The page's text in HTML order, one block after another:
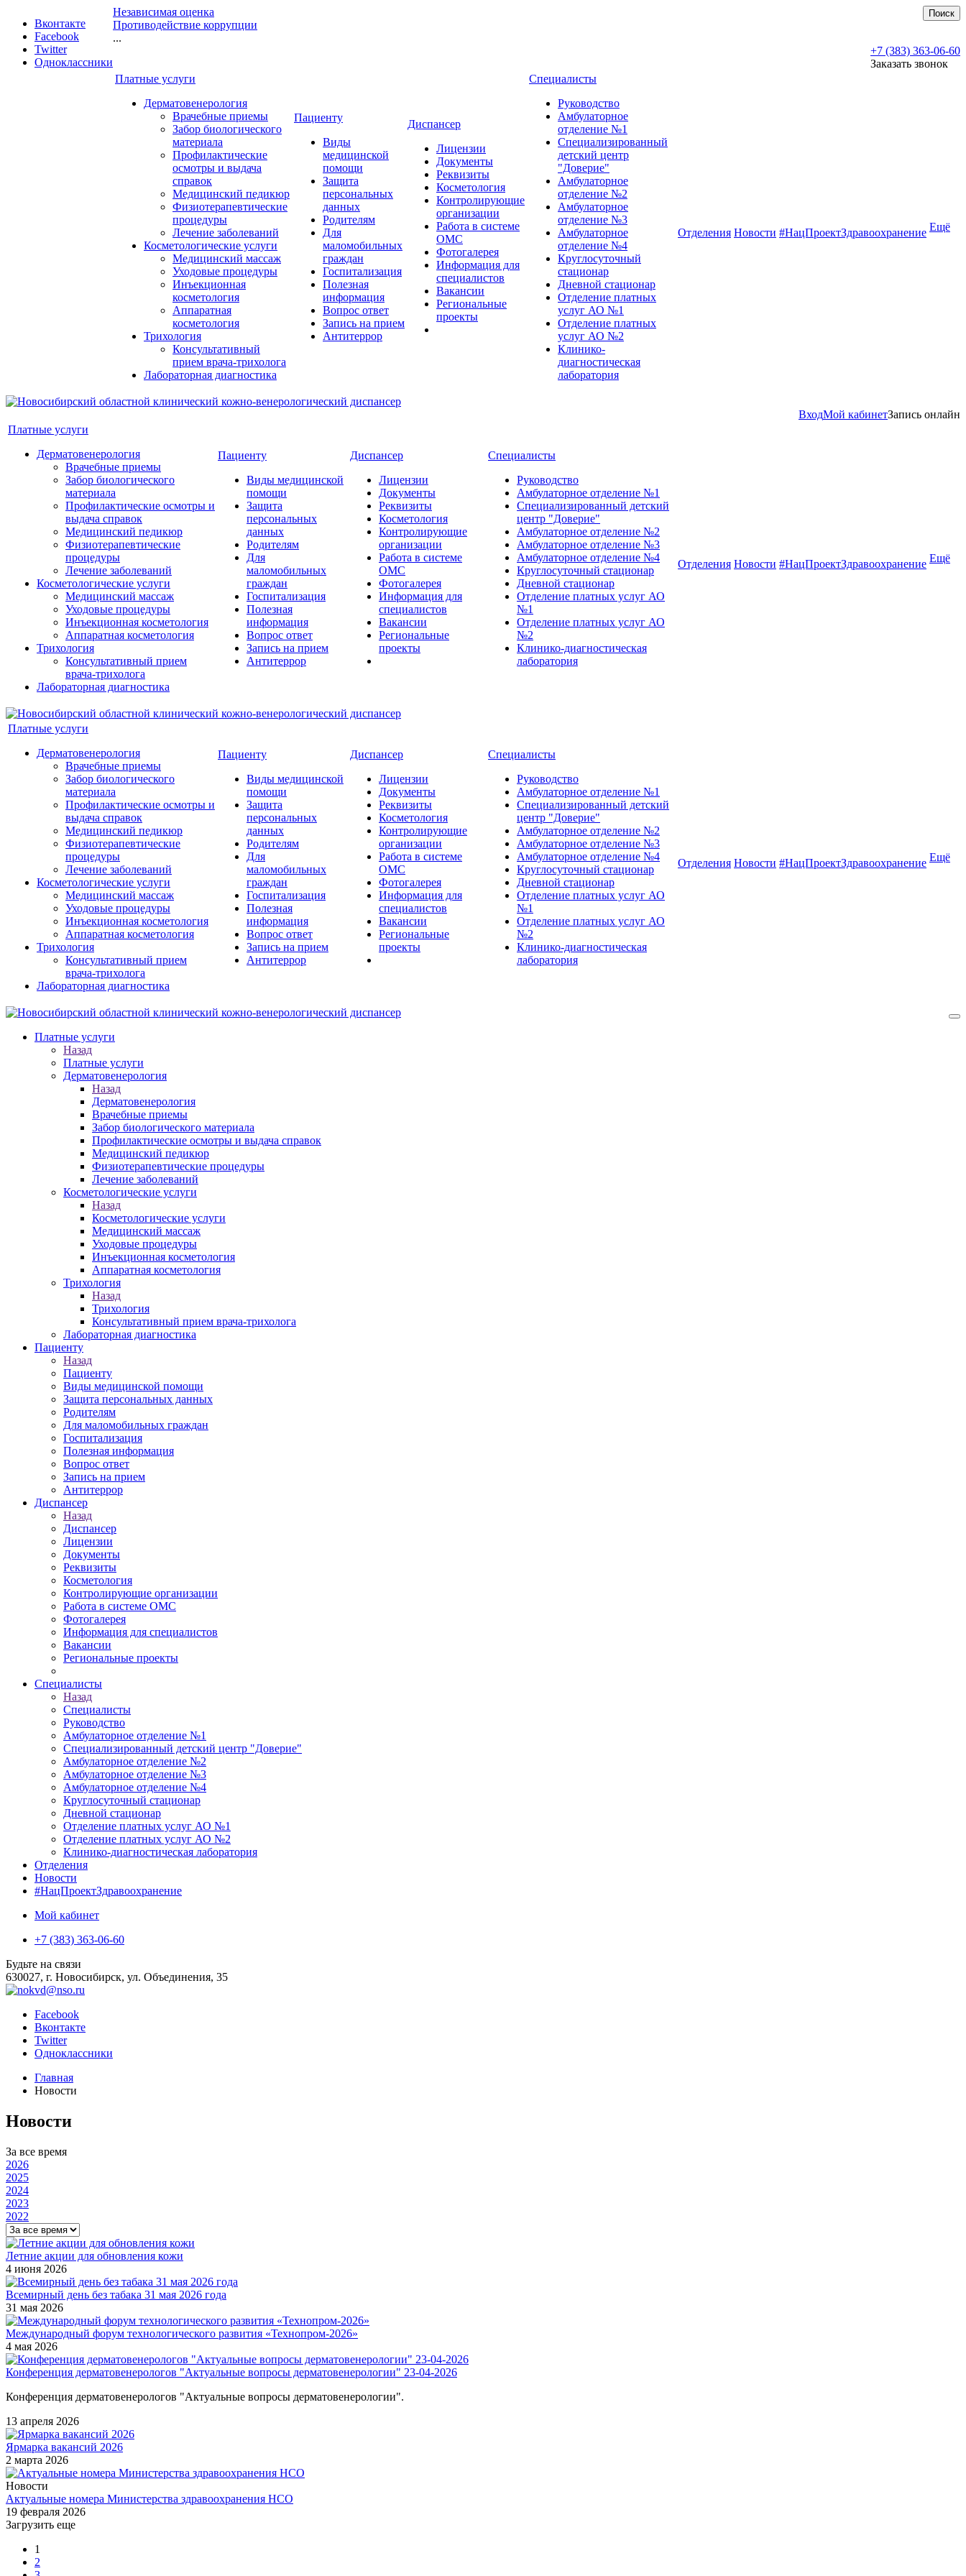
Вконтакте
Facebook
Twitter
Одноклассники
Поиск
Независимая оценка
Противодействие коррупции
...
+7 (383) 363-06-60
Заказать звонок
Платные услуги
Дерматовенерология
Врачебные приемы
Забор биологического
материала
Профилактические
осмотры и выдача
справок
Медицинский педикюр
Физиотерапевтические
процедуры
Лечение заболеваний
Косметологические услуги
Медицинский массаж
Уходовые процедуры
Инъекционная
косметология
Аппаратная
косметология
Трихология
Консультативный
прием врача-трихолога
Лабораторная диагностика
Пациенту
Виды
медицинской
помощи
Защита
персональных
данных
Родителям
Для
маломобильных
граждан
Госпитализация
Полезная
информация
Вопрос ответ
Запись на прием
Антитеррор
Диспансер
Лицензии
Документы
Реквизиты
Косметология
Контролирующие
организации
Работа в системе
ОМС
Фотогалерея
Информация для
специалистов
Вакансии
Региональные
проекты
Специалисты
Руководство
Амбулаторное
отделение №1
Специализированный
детский центр
"Доверие"
Амбулаторное
отделение №2
Амбулаторное
отделение №3
Амбулаторное
отделение №4
Круглосуточный
стационар
Дневной стационар
Отделение платных
услуг АО №1
Отделение платных
услуг АО №2
Клинико-
диагностическая
лаборатория
Отделения Новости #НацПроектЗдравоохранение Ещё
Запись онлайн
ВходМой кабинет
Платные услуги
Дерматовенерология
Врачебные приемы
Забор биологического
материала
Профилактические осмотры и
выдача справок
Медицинский педикюр
Физиотерапевтические
процедуры
Лечение заболеваний
Косметологические услуги
Медицинский массаж
Уходовые процедуры
Инъекционная косметология
Аппаратная косметология
Трихология
Консультативный прием
врача-трихолога
Лабораторная диагностика
Пациенту
Виды медицинской
помощи
Защита
персональных
данных
Родителям
Для
маломобильных
граждан
Госпитализация
Полезная
информация
Вопрос ответ
Запись на прием
Антитеррор
Диспансер
Лицензии
Документы
Реквизиты
Косметология
Контролирующие
организации
Работа в системе
ОМС
Фотогалерея
Информация для
специалистов
Вакансии
Региональные
проекты
Специалисты
Руководство
Амбулаторное отделение №1
Специализированный детский
центр "Доверие"
Амбулаторное отделение №2
Амбулаторное отделение №3
Амбулаторное отделение №4
Круглосуточный стационар
Дневной стационар
Отделение платных услуг АО
№1
Отделение платных услуг АО
№2
Клинико-диагностическая
лаборатория
Отделения Новости #НацПроектЗдравоохранение Ещё
Платные услуги
Дерматовенерология
Врачебные приемы
Забор биологического
материала
Профилактические осмотры и
выдача справок
Медицинский педикюр
Физиотерапевтические
процедуры
Лечение заболеваний
Косметологические услуги
Медицинский массаж
Уходовые процедуры
Инъекционная косметология
Аппаратная косметология
Трихология
Консультативный прием
врача-трихолога
Лабораторная диагностика
Пациенту
Виды медицинской
помощи
Защита
персональных
данных
Родителям
Для
маломобильных
граждан
Госпитализация
Полезная
информация
Вопрос ответ
Запись на прием
Антитеррор
Диспансер
Лицензии
Документы
Реквизиты
Косметология
Контролирующие
организации
Работа в системе
ОМС
Фотогалерея
Информация для
специалистов
Вакансии
Региональные
проекты
Специалисты
Руководство
Амбулаторное отделение №1
Специализированный детский
центр "Доверие"
Амбулаторное отделение №2
Амбулаторное отделение №3
Амбулаторное отделение №4
Круглосуточный стационар
Дневной стационар
Отделение платных услуг АО
№1
Отделение платных услуг АО
№2
Клинико-диагностическая
лаборатория
Отделения Новости #НацПроектЗдравоохранение Ещё
Платные услуги
Назад
Платные услуги
Дерматовенерология
Назад
Дерматовенерология
Врачебные приемы
Забор биологического материала
Профилактические осмотры и выдача справок
Медицинский педикюр
Физиотерапевтические процедуры
Лечение заболеваний
Косметологические услуги
Назад
Косметологические услуги
Медицинский массаж
Уходовые процедуры
Инъекционная косметология
Аппаратная косметология
Трихология
Назад
Трихология
Консультативный прием врача-трихолога
Лабораторная диагностика
Пациенту
Назад
Пациенту
Виды медицинской помощи
Защита персональных данных
Родителям
Для маломобильных граждан
Госпитализация
Полезная информация
Вопрос ответ
Запись на прием
Антитеррор
Диспансер
Назад
Диспансер
Лицензии
Документы
Реквизиты
Косметология
Контролирующие организации
Работа в системе ОМС
Фотогалерея
Информация для специалистов
Вакансии
Региональные проекты
Специалисты
Назад
Специалисты
Руководство
Амбулаторное отделение №1
Специализированный детский центр "Доверие"
Амбулаторное отделение №2
Амбулаторное отделение №3
Амбулаторное отделение №4
Круглосуточный стационар
Дневной стационар
Отделение платных услуг АО №1
Отделение платных услуг АО №2
Клинико-диагностическая лаборатория
Отделения
Новости
#НацПроектЗдравоохранение
Мой кабинет
+7 (383) 363-06-60
Будьте на связи
630027, г. Новосибирск, ул. Объединения, 35
Facebook
Вконтакте
Twitter
Одноклассники
Главная
Новости
Новости
За все время
2026
2025
2024
2023
2022
Летние акции для обновления кожи
4 июня 2026
Всемирный день без табака 31 мая 2026 года
31 мая 2026
Международный форум технологического развития «Технопром-2026»
4 мая 2026
Конференция дерматовенерологов "Актуальные вопросы дерматовенерологии" 23-04-2026
Конференция дерматовенерологов "Актуальные вопросы дерматовенерологии".
13 апреля 2026
Ярмарка вакансий 2026
2 марта 2026
Новости
Актуальные номера Министерства здравоохранения НСО
19 февраля 2026
Загрузить еще
1
2